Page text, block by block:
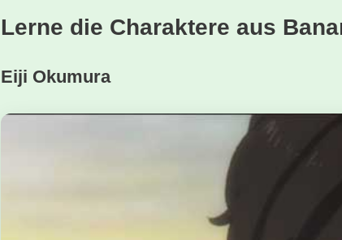
Lerne die Charaktere aus
Eiji Okumura